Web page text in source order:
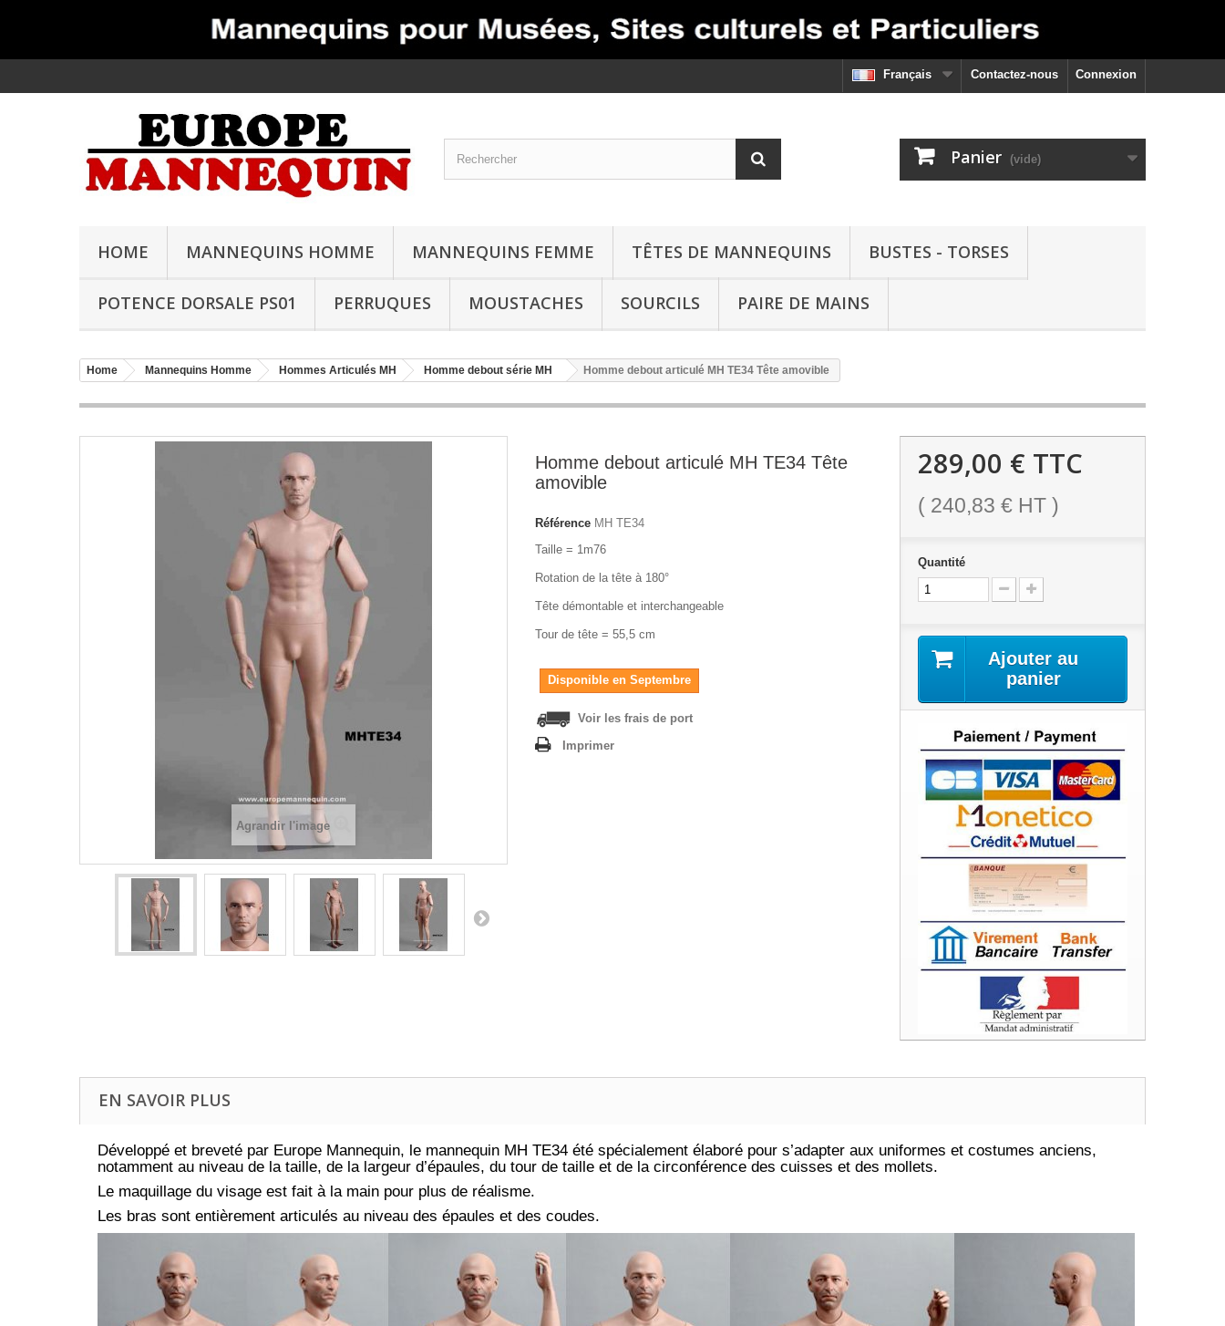
Connexion
Contactez-nous
Français
Panier (vide)
HOME MANNEQUINS HOMME MANNEQUINS FEMME TÊTES DE MANNEQUINS BUSTES - TORSES
POTENCE DORSALE PS01 PERRUQUES MOUSTACHES SOURCILS PAIRE DE MAINS
Home Mannequins Homme Hommes Articulés MH Homme debout série MH Homme debout articulé MH TE34 Tête amovible
Agrandir l'image
Homme debout articulé MH TE34 Tête
amovible
Référence MH TE34
Taille = 1m76
Rotation de la tête à 180°
Tête démontable et interchangeable
Tour de tête = 55,5 cm
Disponible en Septembre
Voir les frais de port
Imprimer
289,00 € TTC
( 240,83 €HT )
Quantité
Ajouter au
panier
EN SAVOIR PLUS
Développé et breveté par Europe Mannequin, le mannequin MH TE34 été spécialement élaboré pour s’adapter aux uniformes et costumes anciens,
notamment au niveau de la taille, de la largeur d’épaules, du tour de taille et de la circonférence des cuisses et des mollets.
Le maquillage du visage est fait à la main pour plus de réalisme.
Les bras sont entièrement articulés au niveau des épaules et des coudes.